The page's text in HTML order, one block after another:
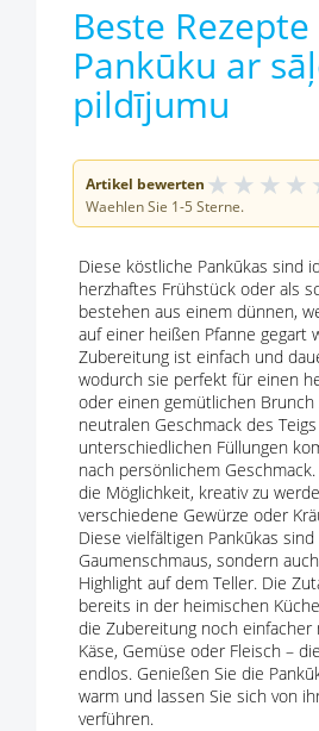
Beste Rezepte
Pankūku ar
pildījumu
Artikel bewerten ★ ★ ★ ★
Waehlen Sie 1-5 Sterne.
Diese köstliche Pankūkas sind
herzhaftes Frühstück oder als
bestehen aus einem dünnen,
auf einer heißen Pfanne gegart
Zubereitung ist einfach und
wodurch sie perfekt für einen
oder einen gemütlichen
neutralen Geschmack des
unterschiedlichen Füllungen
nach persönlichem
die Möglichkeit, kreativ zu
verschiedene Gewürze oder
Diese vielfältigen Pankūkas
Gaumenschmaus, sondern
Highlight auf dem Teller. Die
bereits in der heimischen
die Zubereitung noch einfacher
Käse, Gemüse oder Fleisch –
endlos. Genießen Sie die
warm und lassen Sie sich von
verführen.